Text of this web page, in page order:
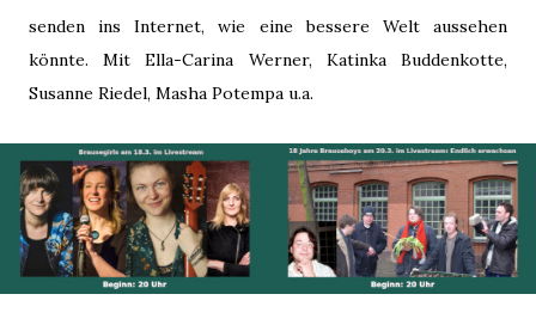
senden ins Internet, wie eine bessere Welt aussehen
könnte. Mit Ella-Carina Werner, Katinka Buddenkotte,
Susanne Riedel, Masha Potempa u.a.